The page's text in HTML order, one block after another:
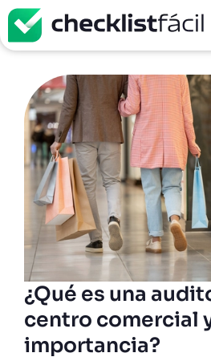
¿Qué es una
centro comercial
importancia?